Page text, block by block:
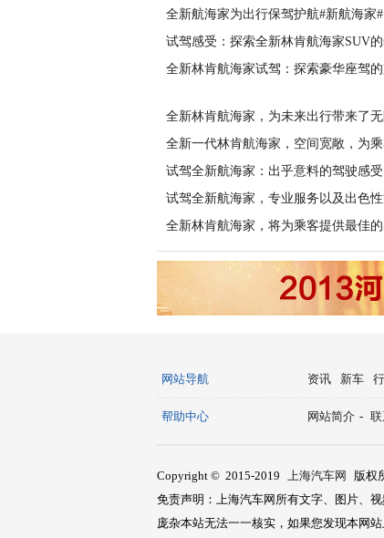
全新航海家为出行保驾护航#新航海家#
试驾感受：探索全新林肯航海家SUV
全新林肯航海家试驾：探索豪华座驾
全新林肯航海家，为未来出行带来了
全新一代林肯航海家，空间宽敞，为
试驾全新航海家：出乎意料的驾驶感受
试驾全新航海家，专业服务以及出色
全新林肯航海家，将为乘客提供最佳
网站导航 资讯 新车
帮助中心 网站简介 -
Copyright © 2015-2019 上海汽车网 版权
免责声明：上海汽车网所有文字、图片、
庞杂本站无法一一核实，如果您发现本网